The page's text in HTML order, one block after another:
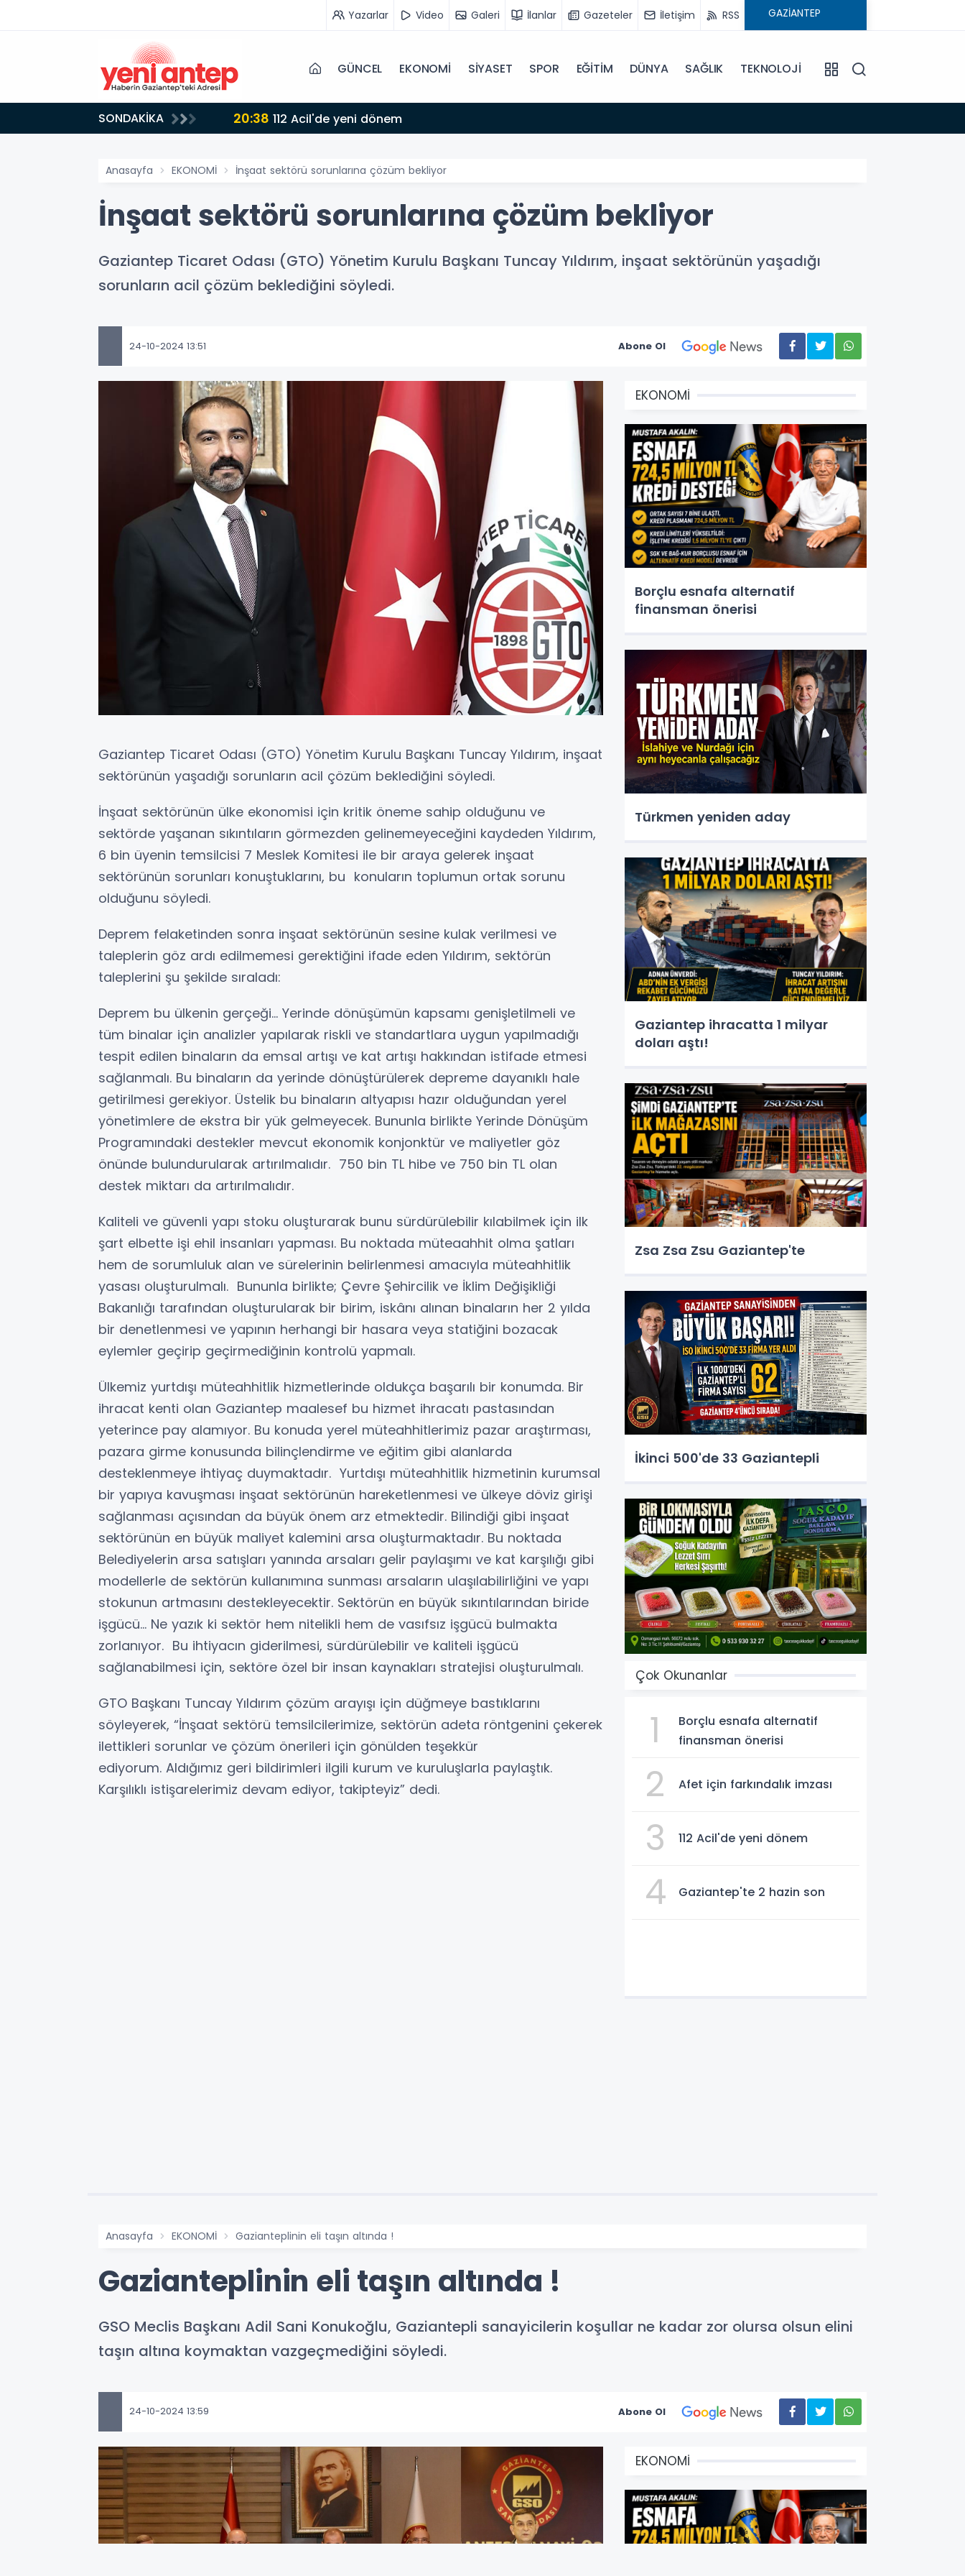
Yazarlar Video Galeri İlanlar Gazeteler İletişim RSS
GÜNCEL EKONOMİ SİYASET SPOR EĞİTİM DÜNYA SAĞLIK TEKNOLOJİ
SONDAKİKA 20:38 112 Acil'de yeni dönem
Anasayfa EKONOMİ İnşaat sektörü sorunlarına çözüm bekliyor
İnşaat sektörü sorunlarına çözüm bekliyor
Gaziantep Ticaret Odası (GTO) Yönetim Kurulu Başkanı Tuncay Yıldırım, inşaat sektörünün yaşadığı
sorunların acil çözüm beklediğini söyledi.
24-10-2024 13:51 Abone Ol
Gaziantep Ticaret Odası (GTO) Yönetim Kurulu Başkanı Tuncay Yıldırım, inşaat
sektörünün yaşadığı sorunların acil çözüm beklediğini söyledi.
İnşaat sektörünün ülke ekonomisi için kritik öneme sahip olduğunu ve
sektörde yaşanan sıkıntıların görmezden gelinemeyeceğini kaydeden Yıldırım,
6 bin üyenin temsilcisi 7 Meslek Komitesi ile bir araya gelerek inşaat
sektörünün sorunları konuştuklarını, bu konuların toplumun ortak sorunu
olduğunu söyledi.
Deprem felaketinden sonra inşaat sektörünün sesine kulak verilmesi ve
taleplerin göz ardı edilmemesi gerektiğini ifade eden Yıldırım, sektörün
taleplerini şu şekilde sıraladı:
Deprem bu ülkenin gerçeği… Yerinde dönüşümün kapsamı genişletilmeli ve
tüm binalar için analizler yapılarak riskli ve standartlara uygun yapılmadığı
tespit edilen binaların da emsal artışı ve kat artışı hakkından istifade etmesi
sağlanmalı. Bu binaların da yerinde dönüştürülerek depreme dayanıklı hale
getirilmesi gerekiyor. Üstelik bu binaların altyapısı hazır olduğundan yerel
yönetimlere de ekstra bir yük gelmeyecek. Bununla birlikte Yerinde Dönüşüm
Programındaki destekler mevcut ekonomik konjonktür ve maliyetler göz
önünde bulundurularak artırılmalıdır. 750 bin TL hibe ve 750 bin TL olan
destek miktarı da artırılmalıdır.
Kaliteli ve güvenli yapı stoku oluşturarak bunu sürdürülebilir kılabilmek için ilk
şart elbette işi ehil insanları yapması. Bu noktada müteaahhit olma şatları
hem de sorumluluk alan ve sürelerinin belirlenmesi amacıyla müteahhitlik
yasası oluşturulmalı. Bununla birlikte; Çevre Şehircilik ve İklim Değişikliği
Bakanlığı tarafından oluşturularak bir birim, iskânı alınan binaların her 2 yılda
bir denetlenmesi ve yapının herhangi bir hasara veya statiğini bozacak
eylemler geçirip geçirmediğinin kontrolü yapmalı.
Ülkemiz yurtdışı müteahhitlik hizmetlerinde oldukça başarılı bir konumda. Bir
ihracat kenti olan Gaziantep maalesef bu hizmet ihracatı pastasından
yeterince pay alamıyor. Bu konuda yerel müteahhitlerimiz pazar araştırması,
pazara girme konusunda bilinçlendirme ve eğitim gibi alanlarda
desteklenmeye ihtiyaç duymaktadır. Yurtdışı müteahhitlik hizmetinin kurumsal
bir yapıya kavuşması inşaat sektörünün hareketlenmesi ve ülkeye döviz girişi
sağlanması açısından da büyük önem arz etmektedir. Bilindiği gibi inşaat
sektörünün en büyük maliyet kalemini arsa oluşturmaktadır. Bu noktada
Belediyelerin arsa satışları yanında arsaları gelir paylaşımı ve kat karşılığı gibi
modellerle de sektörün kullanımına sunması arsaların ulaşılabilirliğini ve yapı
stokunun artmasını destekleyecektir. Sektörün en büyük sıkıntılarından biride
işgücü… Ne yazık ki sektör hem nitelikli hem de vasıfsız işgücü bulmakta
zorlanıyor. Bu ihtiyacın giderilmesi, sürdürülebilir ve kaliteli işgücü
sağlanabilmesi için, sektöre özel bir insan kaynakları stratejisi oluşturulmalı.
GTO Başkanı Tuncay Yıldırım çözüm arayışı için düğmeye bastıklarını
söyleyerek, “İnşaat sektörü temsilcilerimize, sektörün adeta röntgenini çekerek
ilettikleri sorunlar ve çözüm önerileri için gönülden teşekkür
ediyorum. Aldığımız geri bildirimleri ilgili kurum ve kuruluşlarla paylaştık.
Karşılıklı istişarelerimiz devam ediyor, takipteyiz” dedi.
EKONOMİ
Borçlu esnafa alternatif
finansman önerisi
Türkmen yeniden aday
Gaziantep ihracatta 1 milyar
doları aştı!
Zsa Zsa Zsu Gaziantep'te
İkinci 500'de 33 Gaziantepli
Çok Okunanlar
1
Borçlu esnafa alternatif
finansman önerisi
2 Afet için farkındalık imzası
3 112 Acil'de yeni dönem
4 Gaziantep'te 2 hazin son
Anasayfa EKONOMİ Gazianteplinin eli taşın altında !
Gazianteplinin eli taşın altında !
GSO Meclis Başkanı Adil Sani Konukoğlu, Gaziantepli sanayicilerin koşullar ne kadar zor olursa olsun elini
taşın altına koymaktan vazgeçmediğini söyledi.
24-10-2024 13:59 Abone Ol
EKONOMİ